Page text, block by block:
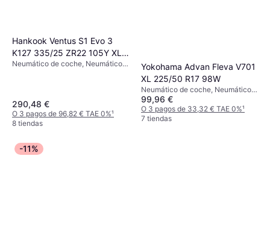
Hankook Ventus S1 Evo 3
K127 335/25 ZR22 105Y XL
4PR
Neumático de coche, Neumáticos
290,48 €
O 3 pagos de 96,82 € TAE 0%¹
8 tiendas
Yokohama Advan Fleva V701
XL 225/50 R17 98W
Neumático de coche, Neumáticos
de verano, No, Coche de
Pasajeros, Perfil 60 %, 50 %,
Índice de Velocidad W (270 km/h),
99,96 €
O 3 pagos de 33,32 € TAE 0%¹
7 tiendas
-11%